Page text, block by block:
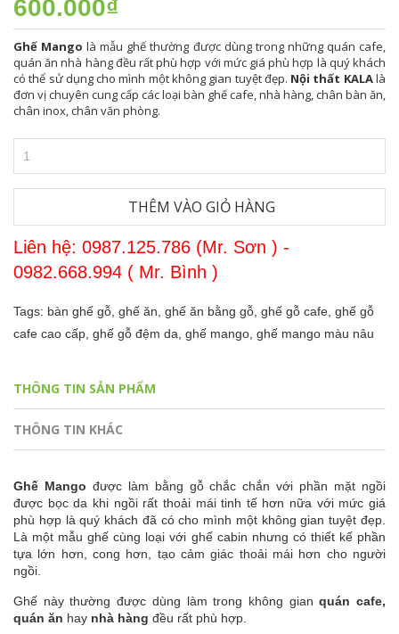
600.000₫
Ghế Mango là mẫu ghế thường được dùng trong những quán cafe,
quán ăn nhà hàng đều rất phù hợp với mức giá phù hợp là quý khách
có thể sử dụng cho mình một không gian tuyệt đẹp. Nội thất KALAlà
đơn vị chuyên cung cấp các loại bàn ghế cafe, nhà hàng, chân bàn ăn,
chân inox, chân văn phòng.
THÊM VÀO GIỎ HÀNG
Liên hệ: 0987.125.786 (Mr. Sơn ) -
0982.668.994 ( Mr. Bình )
Tags: bàn ghế gỗ, ghế ăn, ghế ăn bằng gỗ, ghế gỗ cafe, ghế gỗ
cafe cao cấp, ghế gỗ đệm da, ghế mango, ghế mango màu nâu
THÔNG TIN SẢN PHẨM
THÔNG TIN KHÁC
Ghế Mango được làm bằng gỗ chắc chắn với phần mặt ngồi
được bọc da khi ngồi rất thoải mái tinh tế hơn nữa với mức giá
phù hợp là quý khách đã có cho mình một không gian tuyệt đẹp.
Là một mẫu ghế cùng loại với ghế cabin nhưng có thiết kế phần
tựa lớn hơn, cong hơn, tạo cảm giác thoải mái hơn cho người
ngồi.
Ghế này thường được dùng làm trong không gianquán cafe,
quán ăn hay nhà hàng đều rất phù hợp.